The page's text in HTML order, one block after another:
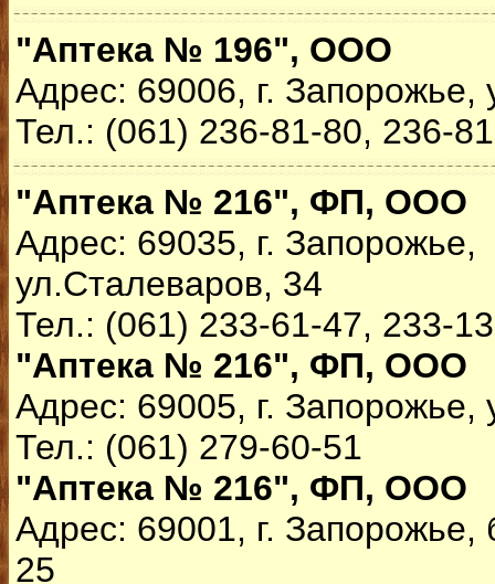
"Аптека № 196", ООО
Адрес: 69006, г.
Тел.: (061) 236-81-80, 236-
"Аптека № 216", ФП, ООО
Адрес: 69035, г. Запорожье,
ул.Сталеваров, 34
Тел.: (061) 233-61-47, 233-
"Аптека № 216", ФП, ООО
Адрес: 69005, г.
Тел.: (061) 279-60-51
"Аптека № 216", ФП, ООО
Адрес: 69001, г. Запорожье,
25